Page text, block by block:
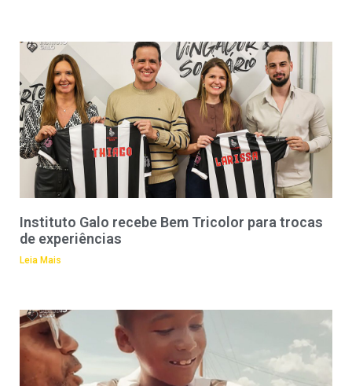
Instituto Galo recebe Bem Tricolor para trocas
de experiências
Leia Mais